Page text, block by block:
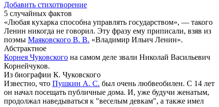
Добавить стихотворение
5 случайных фактов
«Любая кухарка способна управлять государством», — такого
Ленин никогда не говорил. Эту фразу ему приписали, взяв из
поэмы Маяковского В. В. «Владимир Ильич Ленин».
Абстрактное
Корнея Чуковского на самом деле звали Николай Васильевич
Корнейчуков.
Из биографии К. Чуковского
Известно, что Пушкин А. С. был очень любвеобилен. С 14 лет
он начал посещать публичные дома. И, уже будучи женатым,
продолжал наведываться к "веселым девкам", а также имел